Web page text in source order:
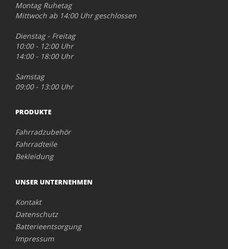
Montag Ruhetag
Mittwoch ab 14:00 Uhr geschlossen
Dienstag - Freitag
10:00 - 12:00 Uhr
14:00 - 18:00 Uhr
Samstag
09:00 - 13:00 Uhr
PRODUKTE
Fahrradzubehör
Fahrradteile
Bekleidung
UNSER UNTERNEHMEN
Kontakt
Datenschutz
Batterieentsorgung
Impressum